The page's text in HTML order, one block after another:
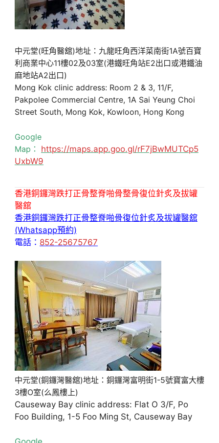
中元堂(旺角醫舘)地址：九龍旺角西洋菜南街1A號百寶
利商業中心11樓02及03室(港鐵旺角站E2出口或港鐵油
麻地站A2出口)
Mong Kok clinic address: Room 2 & 3, 11/F,
Pakpolee Commercial Centre, 1A Sai Yeung Choi
Street South, Mong Kok, Kowloon, Hong Kong
Google
Map： https://maps.app.goo.gl/rF7jBwMUTCp5
UxbW9
香港銅鑼灣跌打正骨整脊啪骨整骨復位針炙及拔罐
醫舘
香港銅鑼灣跌打正骨整脊啪骨復位針炙及拔罐醫舘
(Whatsapp預約)
電話： 852-25675767
中元堂(銅鑼灣醫舘)地址：銅鑼灣富明街1-5號寶富大樓
3樓O室(么鳳樓上)
Causeway Bay clinic address: Flat O 3/F, Po
Foo Building, 1-5 Foo Ming St, Causeway Bay